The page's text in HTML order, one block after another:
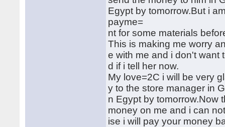
Egypt by tomorrow.But i
payme=
nt for some materials
This is making me worry
e with me and i don't want
d if i tell her now.
My love=2C i will be very
y to the store manager in
n Egypt by tomorrow.Now
money on me and i can
ise i will pay your money